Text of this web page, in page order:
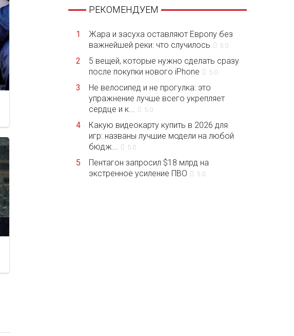
РЕКОМЕНДУЕМ
1
Жара и засуха оставляют Европу без
важнейшей реки: что случилось
5.0
2
5 вещей, которые нужно сделать сразу
после покупки нового iPhone
5.0
3
Не велосипед и не прогулка: это
упражнение лучше всего укрепляет
сердце и к...
5.0
4
Какую видеокарту купить в 2026 для
игр: названы лучшие модели на любой
бюдж...
5.0
5
Пентагон запросил $18 млрд на
экстренное усиление ПВО
5.0